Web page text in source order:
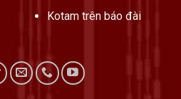
Kotam trên báo đài